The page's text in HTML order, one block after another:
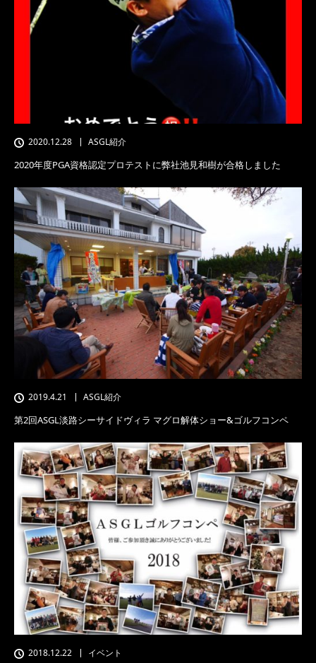
2020.12.28 ASGL紹介
2020年度PGA資格認定プロテストに弊社池見和樹が合格しました
2019.4.21 ASGL紹介
第2回ASGL淡路シーサイドヴィラ マグロ解体ショー&ゴルフコンペ
2018.12.22 イベント